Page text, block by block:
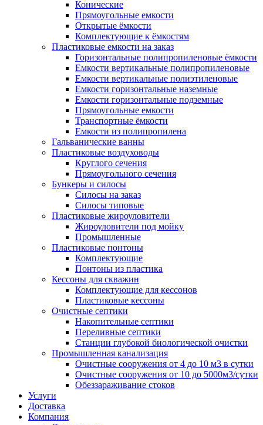
Конические
Прямоугольные емкости
Открытые ёмкости
Комплектующие к ёмкостям
Пластиковые емкости на заказ
Горизонтальные полипропиленовые ёмкости
Емкости вертикальные полипропиленовые
Емкости вертикальные полиэтиленовые
Емкости горизонтальные наземные
Емкости горизонтальные подземные
Прямоугольные емкости
Транспортные ёмкости
Емкости из полипропилена
Гальванические ванны
Пластиковые воздуховоды
Круглого сечения
Прямоугольного сечения
Бункеры и силосы
Силосы на заказ
Силосы типовые
Пластиковые жироуловители
Жироуловители под мойку
Промышленные
Пластиковые понтоны
Комплектующие
Понтоны из пластика
Кессоны для скважин
Комплектующие для кессонов
Пластиковые кессоны
Очистные септики
Накопительные септики
Переливные септики
Станции глубокой биологической очистки
Промышленная канализация
Очистные сооружения от 4 до 10 м3 в сутки
Очистные сооружения от 10 до 5000м3/сутки
Обеззараживание стоков
Услуги
Доставка
Компания